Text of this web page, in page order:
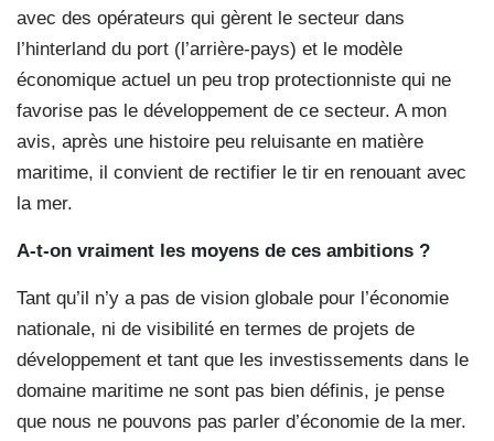
avec des opérateurs qui gèrent le secteur dans
l’hinterland du port (l’arrière-pays) et le modèle
économique actuel un peu trop protectionniste qui ne
favorise pas le développement de ce secteur. A mon
avis, après une histoire peu reluisante en matière
maritime, il convient de rectifier le tir en renouant avec
la mer.
A-t-on vraiment les moyens de ces ambitions ?
Tant qu’il n’y a pas de vision globale pour l’économie
nationale, ni de visibilité en termes de projets de
développement et tant que les investissements dans le
domaine maritime ne sont pas bien définis, je pense
que nous ne pouvons pas parler d’économie de la mer.